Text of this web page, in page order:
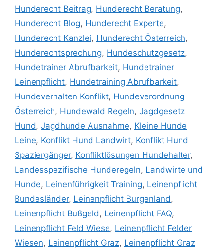
Hunderecht Beitrag, Hunderecht Beratung,
Hunderecht Blog, Hunderecht Experte,
Hunderecht Kanzlei, Hunderecht Österreich,
Hunderechtsprechung, Hundeschutzgesetz,
Hundetrainer Abrufbarkeit, Hundetrainer
Leinenpflicht, Hundetraining Abrufbarkeit,
Hundeverhalten Konflikt, Hundeverordnung
Österreich, Hundewald Regeln, Jagdgesetz
Hund, Jagdhunde Ausnahme, Kleine Hunde
Leine, Konflikt Hund Landwirt, Konflikt Hund
Spaziergänger, Konfliktlösungen Hundehalter,
Landesspezifische Hunderegeln, Landwirte und
Hunde, Leinenführigkeit Training, Leinenpflicht
Bundesländer, Leinenpflicht Burgenland,
Leinenpflicht Bußgeld, Leinenpflicht FAQ,
Leinenpflicht Feld Wiese, Leinenpflicht Felder
Wiesen, Leinenpflicht Graz, Leinenpflicht Graz